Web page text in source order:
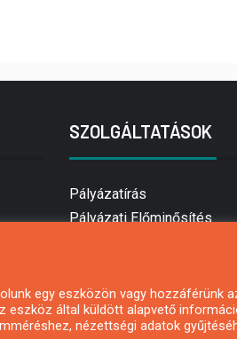
SZOLGÁLTATÁSOK
Pályázatírás
Pályázati Előminősítés
Mezőgazdasági
Pályázatírás
egy eszközön vagy hozzáférünk
eszköz által küldött alapvető
nézettségi adatok